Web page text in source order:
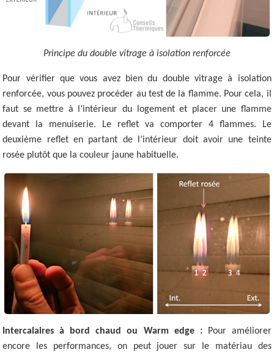
Principe du double vitrage à isolation renforcée
Pour vérifier que vous avez bien du double vitrage à isolation
renforcée, vous pouvez procéder au test de la flamme. Pour cela, il
faut se mettre à l’intérieur du logement et placer une flamme
devant la menuiserie. Le reflet va comporter 4 flammes. Le
deuxième reflet en partant de l’intérieur doit avoir une teinte
rosée plutôt que la couleur jaune habituelle.
Intercalaires à bord chaud ou Warm edge :Pour améliorer
encore les performances, on peut jouer sur le matériau des